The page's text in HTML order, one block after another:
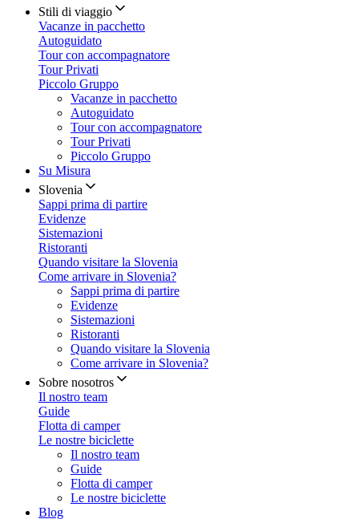
Stili di viaggio
Vacanze in pacchetto
Autoguidato
Tour con accompagnatore
Tour Privati
Piccolo Gruppo
Vacanze in pacchetto
Autoguidato
Tour con accompagnatore
Tour Privati
Piccolo Gruppo
Su Misura
Slovenia
Sappi prima di partire
Evidenze
Sistemazioni
Ristoranti
Quando visitare la Slovenia
Come arrivare in Slovenia?
Sappi prima di partire
Evidenze
Sistemazioni
Ristoranti
Quando visitare la Slovenia
Come arrivare in Slovenia?
Sobre nosotros
Il nostro team
Guide
Flotta di camper
Le nostre biciclette
Il nostro team
Guide
Flotta di camper
Le nostre biciclette
Blog